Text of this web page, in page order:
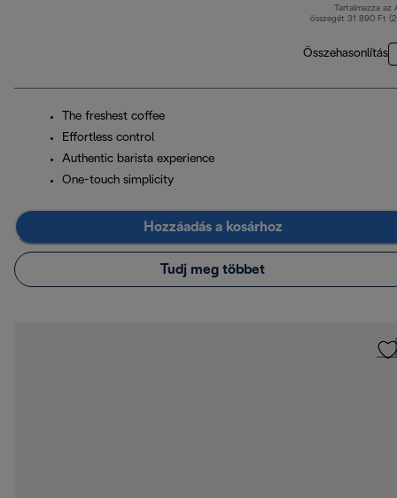
Tartalmazza az
összegét 31 890 Ft
Összehasonlítás
The freshest coffee
Effortless control
Authentic barista experience
One-touch simplicity
Hozzáadás a kosárhoz
Tudj meg többet